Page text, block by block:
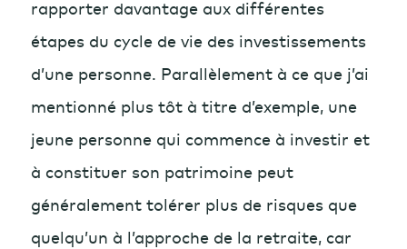
rapporter davantage aux différentes
étapes du cycle de vie des investissements
d’une personne. Parallèlement à ce que j’ai
mentionné plus tôt à titre d’exemple, une
jeune personne qui commence à investir et
à constituer son patrimoine peut
généralement tolérer plus de risques que
quelqu’un à l’approche de la retraite, car